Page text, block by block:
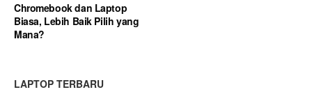
Chromebook dan Laptop
Biasa, Lebih Baik Pilih yang
Mana?
LAPTOP TERBARU